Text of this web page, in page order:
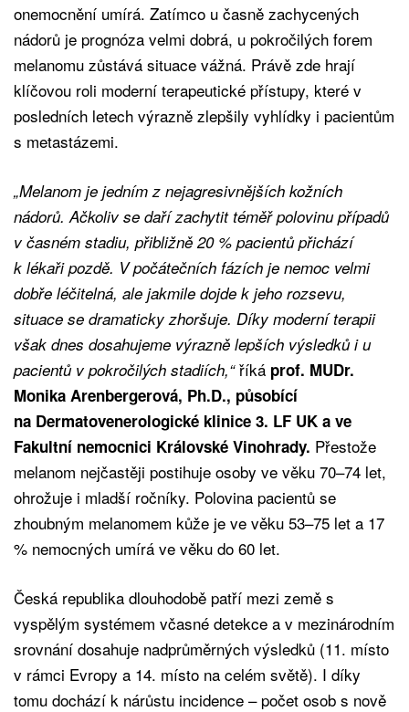
onemocnění umírá. Zatímco u časně zachycených
nádorů je prognóza velmi dobrá, u pokročilých forem
melanomu zůstává situace vážná. Právě zde hrají
klíčovou roli moderní terapeutické přístupy, které v
posledních letech výrazně zlepšily vyhlídky i pacientům
s metastázemi.
„Melanom je jedním z nejagresivnějších kožních
nádorů. Ačkoliv se daří zachytit téměř polovinu případů
v časném stadiu, přibližně 20 % pacientů přichází
k lékaři pozdě. V počátečních fázích je nemoc velmi
dobře léčitelná, ale jakmile dojde k jeho rozsevu,
situace se dramaticky zhoršuje. Díky moderní terapii
však dnes dosahujeme výrazně lepších výsledků i u
pacientů v pokročilých stadiích,“říká prof. MUDr.
Monika Arenbergerová, Ph.D., působící
na Dermatovenerologické klinice 3. LF UK a ve
Fakultní nemocnici Královské Vinohrady. Přestože
melanom nejčastěji postihuje osoby ve věku 70–74 let,
ohrožuje i mladší ročníky. Polovina pacientů se
zhoubným melanomem kůže je ve věku 53–75 let a 17
% nemocných umírá ve věku do 60 let.
Česká republika dlouhodobě patří mezi země s
vyspělým systémem včasné detekce a v mezinárodním
srovnání dosahuje nadprůměrných výsledků (11. místo
v rámci Evropy a 14. místo na celém světě). I díky
tomu dochází k nárůstu incidence – počet osob s nově